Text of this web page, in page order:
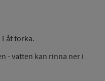
Låt torka.
- vatten kan rinna ner i